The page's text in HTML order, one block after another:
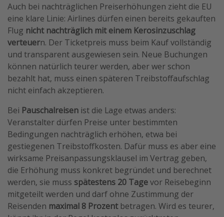
Auch bei nachträglichen Preiserhöhungen zieht die EU
eine klare Linie: Airlines dürfen einen bereits gekauften
Flug nicht nachträglich mit einem Kerosinzuschlag
verteuern. Der Ticketpreis muss beim Kauf vollständig
und transparent ausgewiesen sein. Neue Buchungen
können natürlich teurer werden, aber wer schon
bezahlt hat, muss einen späteren Treibstoffaufschlag
nicht einfach akzeptieren.
Bei Pauschalreisen ist die Lage etwas anders:
Veranstalter dürfen Preise unter bestimmten
Bedingungen nachträglich erhöhen, etwa bei
gestiegenen Treibstoffkosten. Dafür muss es aber eine
wirksame Preisanpassungsklausel im Vertrag geben,
die Erhöhung muss konkret begründet und berechnet
werden, sie muss spätestens 20 Tagevor Reisebeginn
mitgeteilt werden und darf ohne Zustimmung der
Reisenden maximal 8 Prozentbetragen. Wird es teurer,